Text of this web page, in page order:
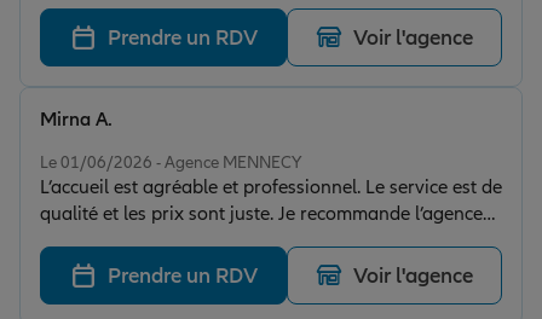
Tous nos devis d'assurance
Prendre un RDV Voir l'agence
Le 01/06/2026 - Agence MENNECY
L’accueil est agréable et professionnel. Le service est de
qualité et les prix sont juste. Je recommande l’agence
de Mennecy
Mirna A.
Prendre un RDV Voir l'agence